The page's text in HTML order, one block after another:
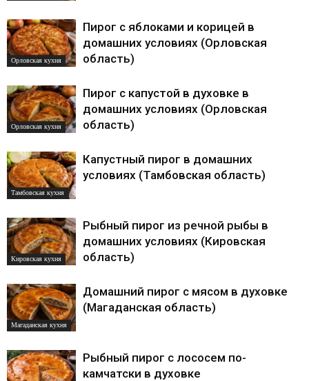
Орловская кухня
Пирог с яблоками и корицей в
домашних условиях (Орловская
область)
Орловская кухня
Пирог с капустой в духовке в
домашних условиях (Орловская
область)
Тамбовская кухня
Капустный пирог в домашних
условиях (Тамбовская область)
Кировская кухня
Рыбный пирог из речной рыбы в
домашних условиях (Кировская
область)
Магаданская кухня
Домашний пирог с мясом в духовке
(Магаданская область)
Рыбный пирог с лососем по-
камчатски в духовке